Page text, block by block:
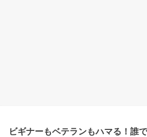
ビギナーもベテランもハマる！誰